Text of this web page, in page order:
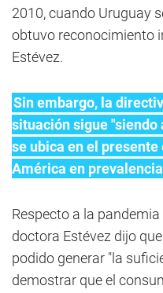
2010, cuando Uruguay
obtuvo reconocimiento
Estévez.
Sin embargo, la
situación sigue "siendo
se ubica en el
América en
Respecto a la
doctora Estévez dijo
podido generar "la
demostrar que el